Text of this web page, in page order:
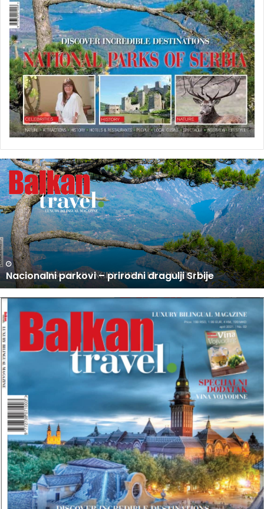
U
P
R
O
D
A
J
I
N
O
V
I
B
R
O
J
B
A
L
U PRODAJI NOVI BROJ BALKAN TRAVEL MAGAZINA